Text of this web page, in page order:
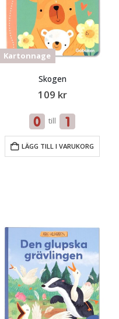
Kartonnage
Skogen
109 kr
till
LÄGG TILL I VARUKORG